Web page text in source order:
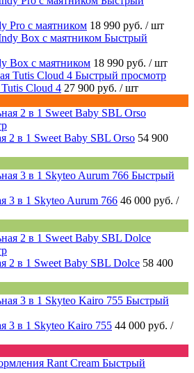
Pro с маятником 18 990 руб. / шт
Быстрый
Box с маятником 18 990 руб. / шт
Быстрый просмотр
Tutis Cloud 4 27 900 руб. / шт
2 в 1 Sweet Baby SBL Orso 54 900
Быстрый
3 в 1 Skyteo Aurum 766 46 000 руб. /
2 в 1 Sweet Baby SBL Dolce 58 400
Быстрый
3 в 1 Skyteo Kairo 755 44 000 руб. /
Быстрый